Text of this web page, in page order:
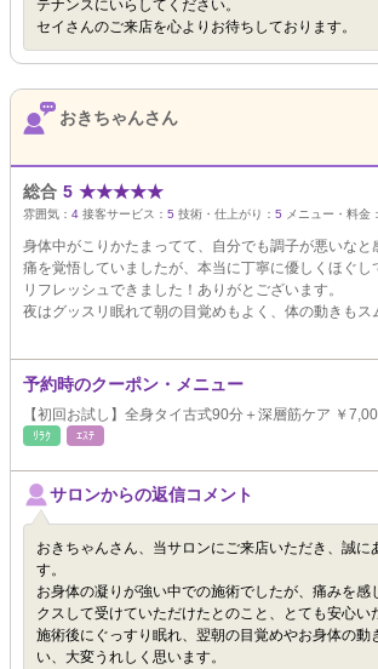
テナンスにいらしてください。
セイさんのご来店を心よりお待ちしております。
おきちゃんさん
総合 5 ★★★★★
雰囲気： 4 接客サービス： 5 技術・仕上がり： 5 メニュー・料金：
身体中がこりかたまってて、自分でも調子が悪いなと
痛を覚悟していましたが、本当に丁寧に優しくほぐし
リフレッシュできました！ありがとございます。
夜はグッスリ眠れて朝の目覚めもよく、体の動きもス
予約時のクーポン・メニュー
【初回お試し】全身タイ古式90分＋深層筋ケア ￥
ﾘﾗｸ ｴｽﾃ
サロンからの返信コメント
おきちゃんさん、当サロンにご来店いただき、誠に
す。
お身体の凝りが強い中での施術でしたが、痛みを感
クスして受けていただけたとのこと、とても安心い
施術後にぐっすり眠れ、翌朝の目覚めやお身体の動
い、大変うれしく思います。